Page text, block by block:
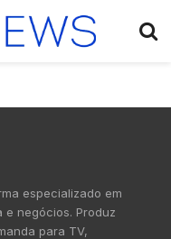
especializado em
negócios. Produz
para TV,